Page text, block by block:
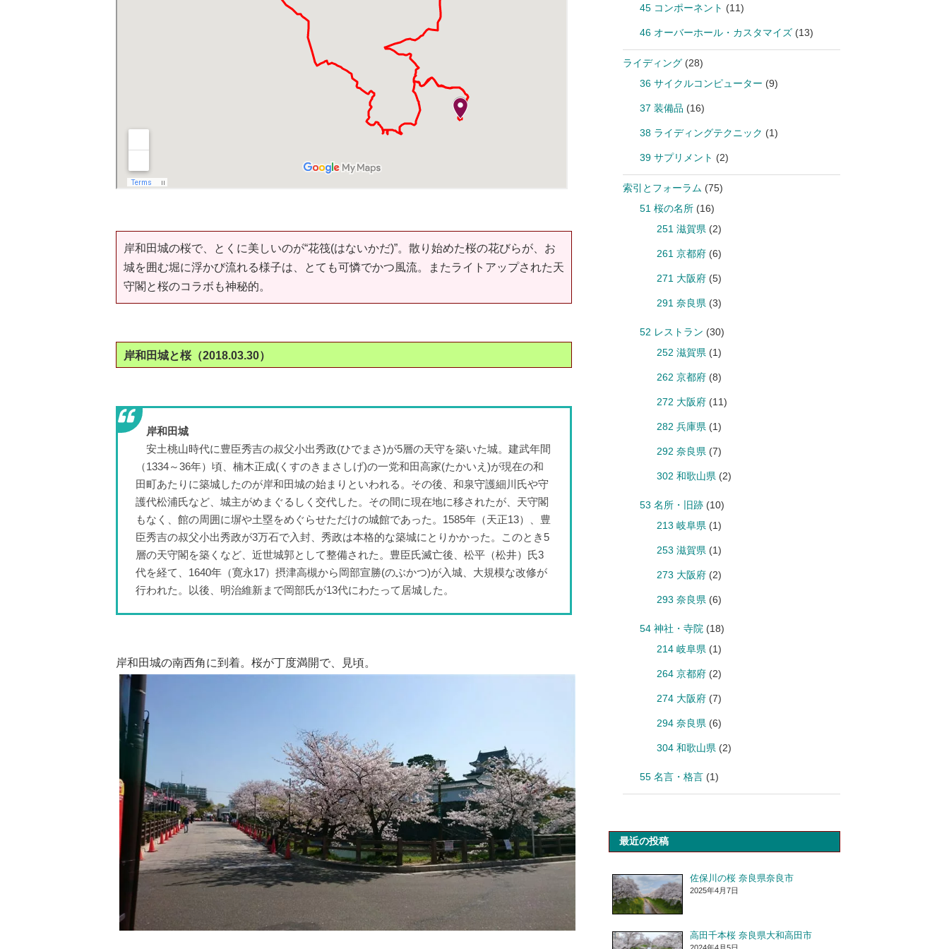
岸和田城の桜で、とくに美しいのが“花筏(はないかだ)”。散り始めた桜の花びらが、お
城を囲む堀に浮かび流れる様子は、とても可憐でかつ風流。またライトアップされた天
守閣と桜のコラボも神秘的。
岸和田城と桜（2018.03.30）
岸和田城
安土桃山時代に豊臣秀吉の叔父小出秀政(ひでまさ)が5層の天守を築いた城。建武年間
（1334～36年）頃、楠木正成(くすのきまさしげ)の一党和田高家(たかいえ)が現在の和
田町あたりに築城したのが岸和田城の始まりといわれる。その後、和泉守護細川氏や守
護代松浦氏など、城主がめまぐるしく交代した。その間に現在地に移されたが、天守閣
もなく、館の周囲に塀や土塁をめぐらせただけの城館であった。1585年（天正13）、豊
臣秀吉の叔父小出秀政が3万石で入封、秀政は本格的な築城にとりかかった。このとき5
層の天守閣を築くなど、近世城郭として整備された。豊臣氏滅亡後、松平（松井）氏3
代を経て、1640年（寛永17）摂津高槻から岡部宣勝(のぶかつ)が入城、大規模な改修が
行われた。以後、明治維新まで岡部氏が13代にわたって居城した。
岸和田城の南西角に到着。桜が丁度満開で、見頃。
45 コンポーネント (11)
46 オーバーホール・カスタマイズ(13)
ライディング(28)
36 サイクルコンピューター (9)
37 装備品 (16)
38 ライディングテクニック (1)
39 サプリメント (2)
索引とフォーラム (75)
51 桜の名所(16)
251 滋賀県 (2)
261 京都府(6)
271 大阪府(5)
291 奈良県 (3)
52 レストラン (30)
252 滋賀県 (1)
262 京都府(8)
272 大阪府(11)
282 兵庫県 (1)
292 奈良県 (7)
302 和歌山県 (2)
53 名所・旧跡(10)
213 岐阜県 (1)
253 滋賀県 (1)
273 大阪府(2)
293 奈良県 (6)
54 神社・寺院 (18)
214 岐阜県 (1)
264 京都府(2)
274 大阪府(7)
294 奈良県 (6)
304 和歌山県 (2)
55 名言・格言(1)
最近の投稿
佐保川の桜 奈良県奈良市
2025年4月7日
高田千本桜 奈良県大和高田市
2024年4月5日